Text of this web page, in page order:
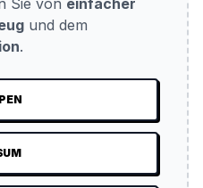
Sie von einfacher
und dem
.